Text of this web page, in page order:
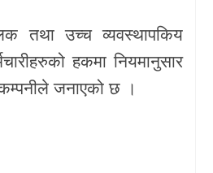
तथा उच्च व्यवस्थापकिय
हकमा नियमानुसार
जनाएको छ ।